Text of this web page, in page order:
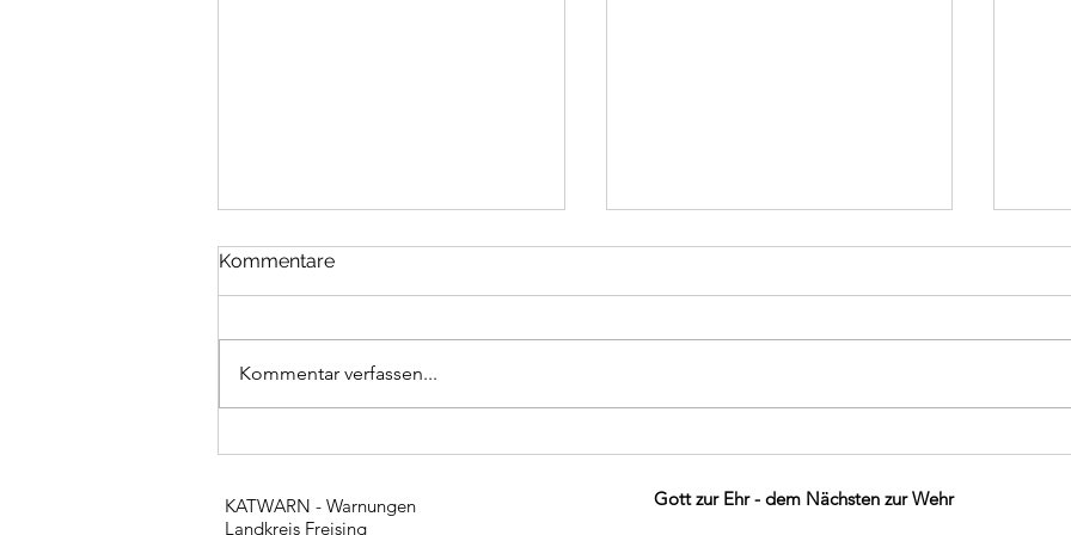
Kindergarten Besuch
Kommentare
Kommentar verfassen...
KATWARN - Warnungen
Landkreis Freising
Gott zur Ehr - dem Nächsten zur Wehr